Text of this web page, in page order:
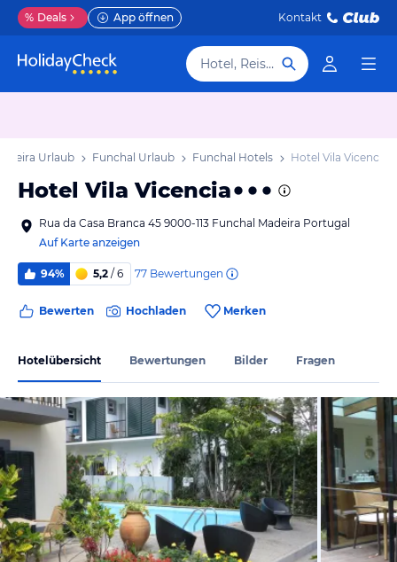
% Deals App öffnen Kontakt
Hotel, Reiseziel
Urlaub Funchal Urlaub Funchal Hotels Hotel Vila Vicencia
Hotel Vila Vicencia
Rua da Casa Branca 45 9000-113 Funchal Madeira Portugal
Auf Karte anzeigen
94% 5,2 / 6 77 Bewertungen
Bewerten Hochladen Merken
Hotelübersicht Bewertungen Bilder Fragen